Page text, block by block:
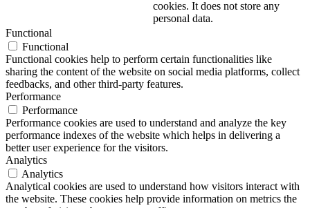
cookies. It does not store any
personal data.
Functional
Functional
Functional cookies help to perform certain functionalities like
sharing the content of the website on social media platforms, collect
feedbacks, and other third-party features.
Performance
Performance
Performance cookies are used to understand and analyze the key
performance indexes of the website which helps in delivering a
better user experience for the visitors.
Analytics
Analytics
Analytical cookies are used to understand how visitors interact with
the website. These cookies help provide information on metrics the